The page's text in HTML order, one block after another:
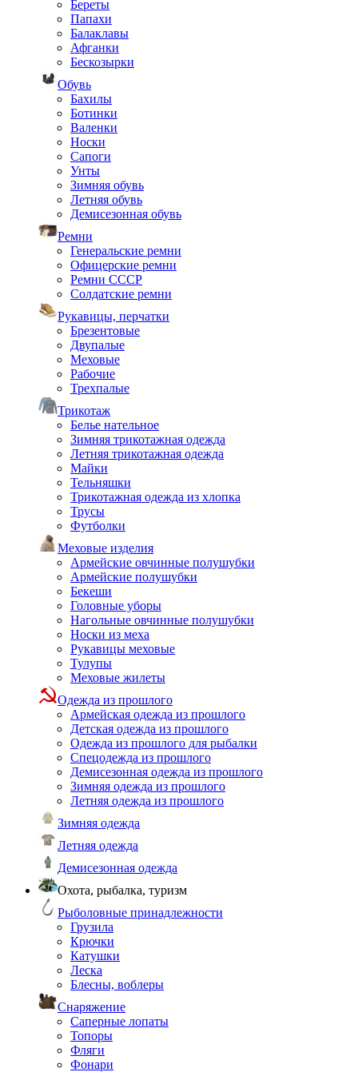
Береты
Папахи
Балаклавы
Афганки
Бескозырки
Обувь
Бахилы
Ботинки
Валенки
Носки
Сапоги
Унты
Зимняя обувь
Летняя обувь
Демисезонная обувь
Ремни
Генеральские ремни
Офицерские ремни
Ремни СССР
Солдатские ремни
Рукавицы, перчатки
Брезентовые
Двупалые
Меховые
Рабочие
Трехпалые
Трикотаж
Белье нательное
Зимняя трикотажная одежда
Летняя трикотажная одежда
Майки
Тельняшки
Трикотажная одежда из хлопка
Трусы
Футболки
Меховые изделия
Армейские овчинные полушубки
Армейские полушубки
Бекеши
Головные уборы
Нагольные овчинные полушубки
Носки из меха
Рукавицы меховые
Тулупы
Меховые жилеты
Одежда из прошлого
Армейская одежда из прошлого
Детская одежда из прошлого
Одежда из прошлого для рыбалки
Спецодежда из прошлого
Демисезонная одежда из прошлого
Зимняя одежда из прошлого
Летняя одежда из прошлого
Зимняя одежда
Летняя одежда
Демисезонная одежда
Охота, рыбалка, туризм
Рыболовные принадлежности
Грузила
Крючки
Катушки
Леска
Блесны, воблеры
Снаряжение
Саперные лопаты
Топоры
Фляги
Фонари